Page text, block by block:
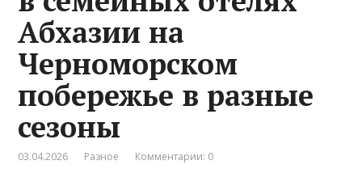
Абхазии на
Черноморском
побережье в разные
сезоны
03.04.2026 Разное Комментарии: 0